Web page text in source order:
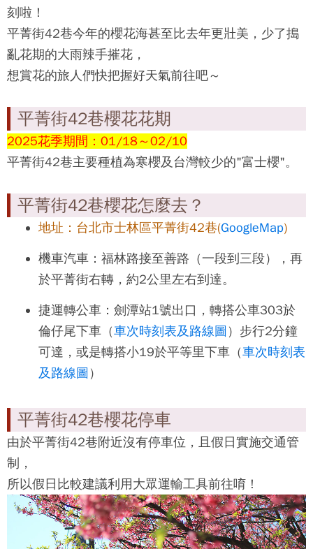
刻啦！
平菁街42巷今年的櫻花海甚至比去年更壯美，少了搗
亂花期的大雨辣手摧花，
想賞花的旅人們快把握好天氣前往吧～
平菁街42巷櫻花花期
2025花季期間： 01/18～02/10
平菁街42巷主要種植為寒櫻及台灣較少的"富士櫻"。
平菁街42巷櫻花怎麼去？
地址：台北市士林區平菁街42巷(GoogleMap)
機車汽車：福林路接至善路（一段到三段），再
於平菁街右轉，約2公里左右到達。
捷運轉公車：劍潭站1號出口，轉搭公車303於
倫仔尾下車（車次時刻表及路線圖 ）步行2分鐘
可達，或是轉搭小19於平等里下車（車次時刻表
及路線圖 ）
平菁街42巷櫻花停車
由於平菁街42巷附近沒有停車位，且假日實施交通管
制，
所以假日比較建議利用大眾運輸工具前往唷！